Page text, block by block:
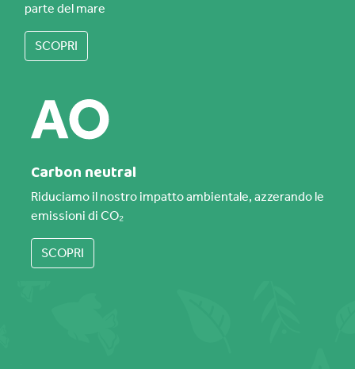
parte del mare
SCOPRI
Carbon neutral
Riduciamo il nostro impatto ambientale, azzerando le
emissioni di CO₂
SCOPRI